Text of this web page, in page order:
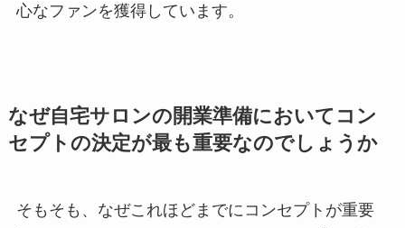
心なファンを獲得しています。
なぜ自宅サロンの開業準備においてコン
セプトの決定が最も重要なのでしょうか
そもそも、なぜこれほどまでにコンセプトが重要